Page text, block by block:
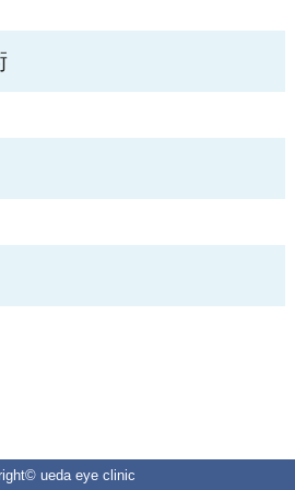
ueda eye clinic